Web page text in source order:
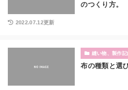
のつくり方。
2022.07.12更新
縫い物、製作記
布の種類と選